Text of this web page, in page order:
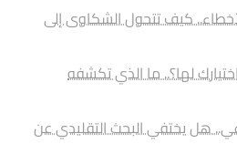
كيف تتحول الشكاوى إلى
لها؟.. ما الذي تكشفه
هل يختفي البحث التقليدي عن